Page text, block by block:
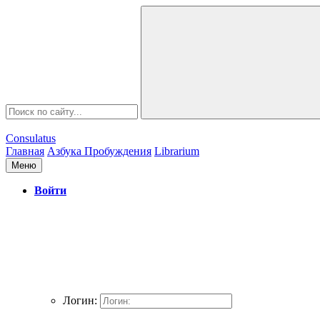
Consulatus
Главная Азбука Пробуждения Librarium
Меню
Войти
Логин: